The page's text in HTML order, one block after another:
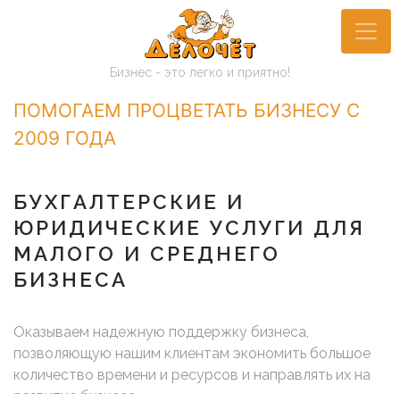
Бизнес - это легко и приятно!
ПОМОГАЕМ ПРОЦВЕТАТЬ БИЗНЕСУ С
2009 ГОДА
БУХГАЛТЕРСКИЕ И
ЮРИДИЧЕСКИЕ УСЛУГИ ДЛЯ
МАЛОГО И СРЕДНЕГО
БИЗНЕСА
Оказываем надежную поддержку бизнеса,
позволяющую нашим клиентам экономить большое
количество времени и ресурсов и направлять их на